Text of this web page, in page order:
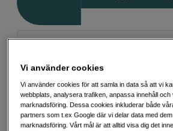
%
Startavgift 579 SEK, aviavgift 45 SEK/mån
Att låna kostar pengar!
Om du inte kan betala
riskerar du en betalningsanmärkning. Det kan leda
bostad, teckna abonnemang och få nya lån. För
och skuldrådgivningen i din kommun.
Vi använder cookies
Vi använder cookies för att samla in data så att vi
webbplats, analysera trafiken, anpassa innehåll
marknadsföring. Dessa cookies inkluderar både
partners som t.ex Google där vi delar data med
marknadsföring. Vårt mål är att alltid visa dig det